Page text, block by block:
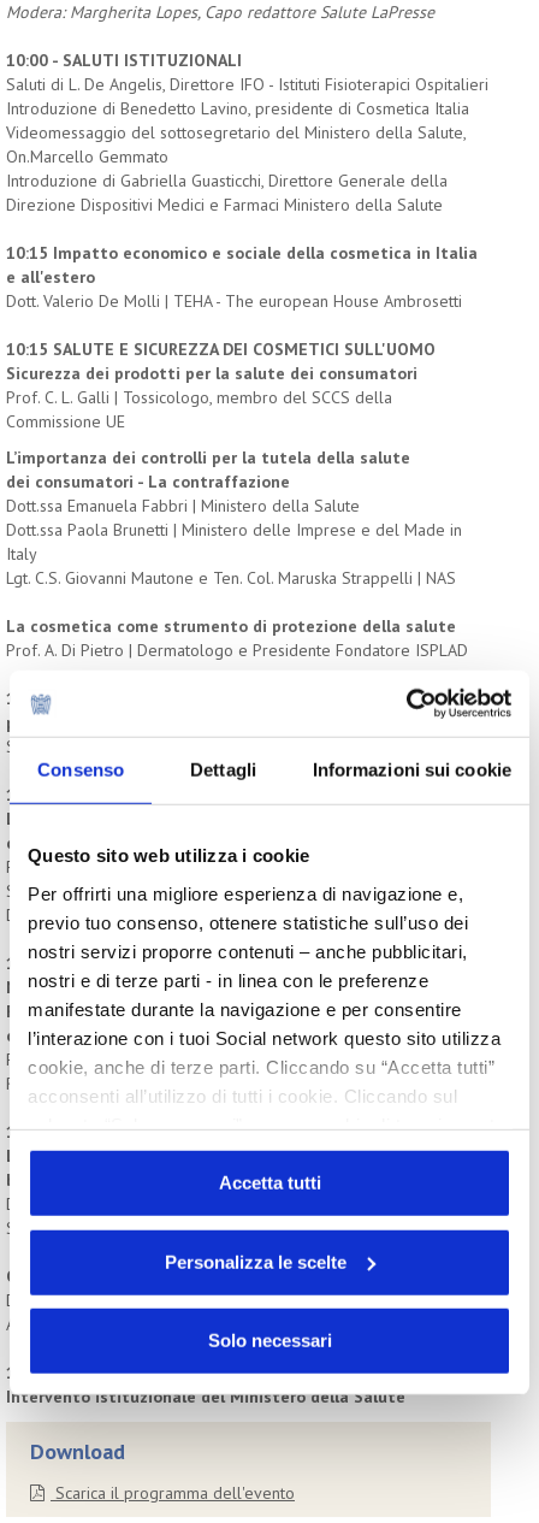
Consenso Dettagli Informazioni sui cookie
Questo sito web utilizza i cookie
Per offrirti una migliore esperienza di navigazione e,
previo tuo consenso, ottenere statistiche sull’uso dei
nostri servizi proporre contenuti – anche pubblicitari,
nostri e di terze parti - in linea con le preferenze
manifestate durante la navigazione e per consentire
l’interazione con i tuoi Social network questo sito utilizza
cookie, anche di terze parti. Cliccando su “Accetta tutti”
acconsenti all’utilizzo di tutti i cookie. Cliccando sul
o profilazione viene utilizzato. Cliccando su
“Personalizza le scelte” è possibile esprimere la propria
volontà in relazione a ciascuna categoria di cookie del
Accetta tutti
Personalizza le scelte
Solo necessari
Modera: Margherita Lopes, Capo redattore Salute LaPresse
10:00 - SALUTI ISTITUZIONALI
Saluti di L. De Angelis, Direttore IFO - Istituti Fisioterapici Ospitalieri
Introduzione di Benedetto Lavino, presidente di Cosmetica Italia
Videomessaggio del sottosegretario del Ministero della Salute,
On.Marcello Gemmato
Introduzione di Gabriella Guasticchi, Direttore Generale della
Direzione Dispositivi Medici e Farmaci Ministero della Salute
10:15 Impatto economico e sociale della cosmetica in Italia
e all'estero
Dott. Valerio De Molli | TEHA - The european House Ambrosetti
10:15 SALUTE E SICUREZZA DEI COSMETICI SULL'UOMO
Sicurezza dei prodotti per la salute dei consumatori
Prof. C. L. Galli | Tossicologo, membro del SCCS della
Commissione UE
L’importanza dei controlli per la tutela della salute
dei consumatori - La contraffazione
Dott.ssa Emanuela Fabbri | Ministero della Salute
Dott.ssa Paola Brunetti | Ministero delle Imprese e del Made in
Italy
Lgt. C.S. Giovanni Mautone e Ten. Col. Maruska Strappelli | NAS
La cosmetica come strumento di protezione della salute
Prof. A. Di Pietro | Dermatologo e Presidente Fondatore ISPLAD
11:30 L’evoluzione normativa del ruolo dei
professionisti
Sen. Renato Ancorotti
11:45 SALUTE E SICUREZZA DEI COSMETICI SULL'AMBIENTE
La sostenibilità nella produzione e nella
commercializzazione
Prof.ssa Nora Annesi | Università IULM e Scuola Superiore
Sant’Anna di Pisa
Dott. Davide Bollati | Presidente Davines Group
12:15ATTRATTIVITÀ DEL SETTORE INDUSTRIALE VERSO
NUOVE OPPORTUNITÀ PROFESSIONALI
Formazione e sbocchi professionali nel settore della
cosmetica
Prof.ssa Giuseppina Nocca | Università Cattolica del Sacro Cuore di
Roma
12:30 RUOLO E VOCE DEL CONSUMATORE
L’educazione per il corretto utilizzo dei cosmetici come
beni
essenziali: il caso “I Cosmetic Bro”
Dott. Marco Martinelli | Divulgatore scientifico,
Sant’Anna di Pisa
Comunicazione e tutela dei consumatori
Dott.ssa Annalisa Mandorino | Segretario Generale CITTADINANZA
ATTIVA
13:00 CONCLUSIONI
Intervento istituzionale del Ministero della Salute
Download
Scarica il programma dell'evento